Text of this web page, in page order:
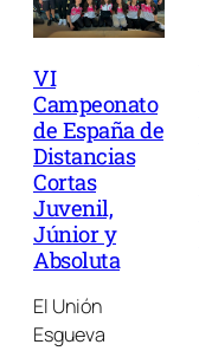
VI
Campeonato
de España de
Distancias
Cortas
Juvenil,
Júnior y
Absoluta
El Unión
Esgueva